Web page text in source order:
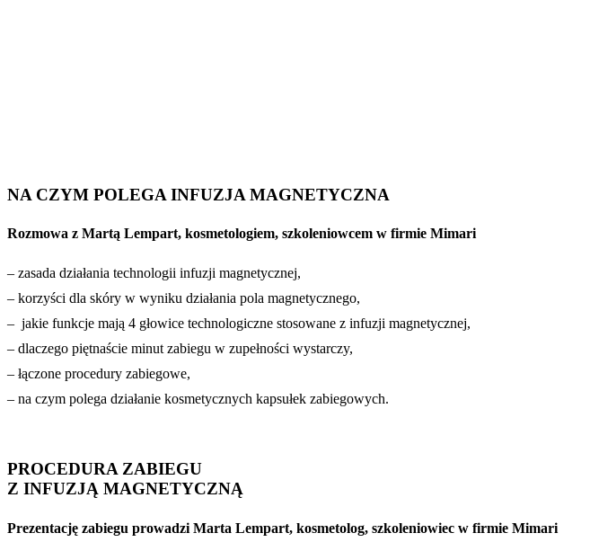
NA CZYM POLEGA INFUZJA MAGNETYCZNA
Rozmowa z Martą Lempart, kosmetologiem, szkoleniowcem w firmie Mimari
– zasada działania technologii infuzji magnetycznej,
– korzyści dla skóry w wyniku działania pola magnetycznego,
– jakie funkcje mają 4 głowice technologiczne stosowane z infuzji magnetycznej,
– dlaczego piętnaście minut zabiegu w zupełności wystarczy,
– łączone procedury zabiegowe,
– na czym polega działanie kosmetycznych kapsułek zabiegowych.
PROCEDURA ZABIEGU
Z INFUZJĄ MAGNETYCZNĄ
Prezentację zabiegu prowadzi Marta Lempart, kosmetolog, szkoleniowiec w firmie Mimari